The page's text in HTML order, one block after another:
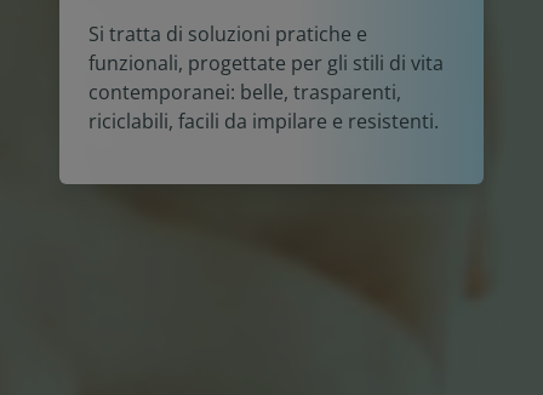
Si tratta di soluzioni pratiche e
funzionali, progettate per gli stili di vita
contemporanei: belle, trasparenti,
riciclabili, facili da impilare e resistenti.